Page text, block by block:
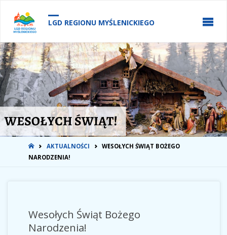
LGD REGIONU MYŚLENICKIEGO
STRONA
GŁÓWNA
AKTUALNOŚCI
WESOŁYCH ŚWIĄT BOŻEGO
NARODZENIA!
Wesołych Świąt Bożego
Narodzenia!